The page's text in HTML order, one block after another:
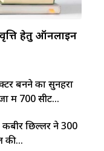
हेतु ऑनलाइन
बनने का सुनहरा
में 700 सीटें...
छिल्लर ने 300
की...